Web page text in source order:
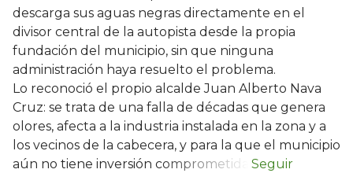
descarga sus aguas negras directamente en el
divisor central de la autopista desde la propia
fundación del municipio, sin que ninguna
administración haya resuelto el problema.
Lo reconoció el propio alcalde Juan Alberto Nava
Cruz: se trata de una falla de décadas que genera
olores, afecta a la industria instalada en la zona y a
los vecinos de la cabecera, y para la que el municipio
aún no tiene inversión comprometida.